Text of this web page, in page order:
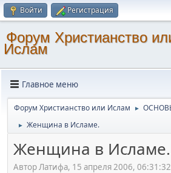
Войти Регистрация
Форум Христианство
Ислам
Главное меню
Форум Христианство или Ислам ►
► Женщина в Исламе.
Женщина в Исламе.
Автор Латифа, 15 апреля 2006, 06:31:32